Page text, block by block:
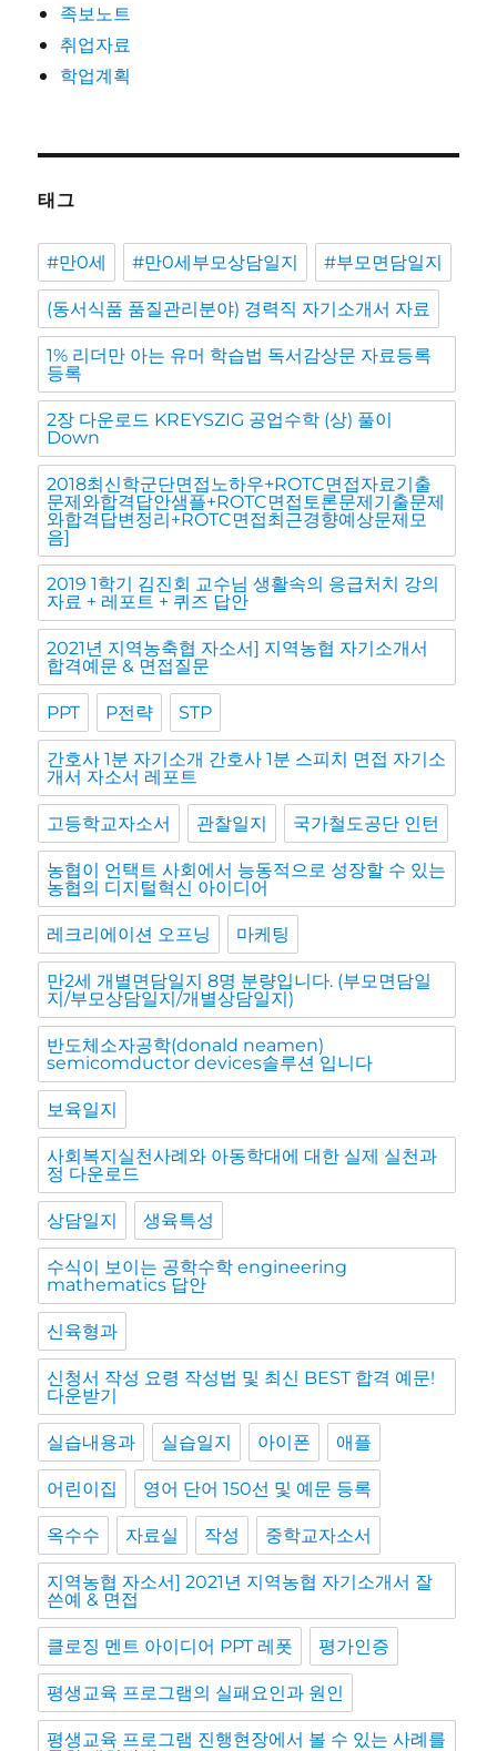
족보노트
취업자료
학업계획
태그
#만0세 #만0세부모상담일지 #부모면담일지
(동서식품 품질관리분야) 경력직 자기소개서 자료
1% 리더만 아는 유머 학습법 독서감상문 자료등록
등록
2장 다운로드 KREYSZIG 공업수학 (상) 풀이
Down
2018최신학군단면접노하우+ROTC면접자료기출
문제와합격답안샘플+ROTC면접토론문제기출문제
와합격답변정리+ROTC면접최근경향예상문제모
음]
2019 1학기 김진회 교수님 생활속의 응급처치 강의
자료 + 레포트 + 퀴즈 답안
2021년 지역농축협 자소서] 지역농협 자기소개서
합격예문 & 면접질문
PPT P전략 STP
간호사 1분 자기소개 간호사 1분 스피치 면접 자기소
개서 자소서 레포트
고등학교자소서 관찰일지 국가철도공단 인턴
농협이 언택트 사회에서 능동적으로 성장할 수 있는
농협의 디지털혁신 아이디어
레크리에이션 오프닝 마케팅
만2세 개별면담일지 8명 분량입니다. (부모면담일
지/부모상담일지/개별상담일지)
반도체소자공학(donald neamen)
semicomductor devices솔루션 입니다
보육일지
사회복지실천사례와 아동학대에 대한 실제 실천과
정 다운로드
상담일지 생육특성
수식이 보이는 공학수학 engineering
mathematics 답안
신육형과
신청서 작성 요령 작성법 및 최신 BEST 합격 예문!
다운받기
실습내용과 실습일지 아이폰 애플
어린이집 영어 단어 150선 및 예문 등록
옥수수 자료실 작성 중학교자소서
지역농협 자소서] 2021년 지역농협 자기소개서 잘
쓴예 & 면접
클로징 멘트 아이디어 PPT 레폿 평가인증
평생교육 프로그램의 실패요인과 원인
평생교육 프로그램 진행현장에서 볼 수 있는 사례를